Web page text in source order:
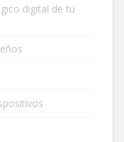
digital de tu